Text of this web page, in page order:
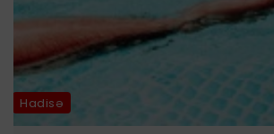
Hadisə